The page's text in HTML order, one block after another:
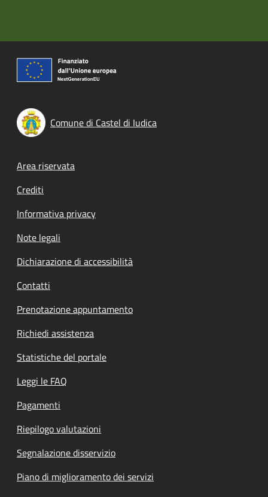
Comune di Castel di Iudica
Footer menu
Area riservata
Crediti
Informativa privacy
Note legali
Dichiarazione di accessibilità
Contatti
Prenotazione appuntamento
Richiedi assistenza
Statistiche del portale
Leggi le FAQ
Pagamenti
Riepilogo valutazioni
Segnalazione disservizio
Piano di miglioramento dei servizi